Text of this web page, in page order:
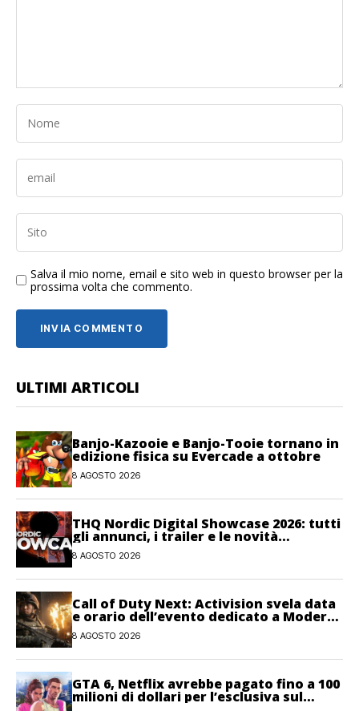
Salva il mio nome, email e sito web in questo browser per la
prossima volta che commento.
ULTIMI ARTICOLI
Banjo-Kazooie e Banjo-Tooie tornano in
edizione fisica su Evercade a ottobre
8 AGOSTO 2026
THQ Nordic Digital Showcase 2026: tutti
gli annunci, i trailer e le novità
dell’evento
8 AGOSTO 2026
Call of Duty Next: Activision svela data
e orario dell’evento dedicato a Modern
Warfare 4
8 AGOSTO 2026
GTA 6, Netflix avrebbe pagato fino a 100
milioni di dollari per l’esclusiva sul